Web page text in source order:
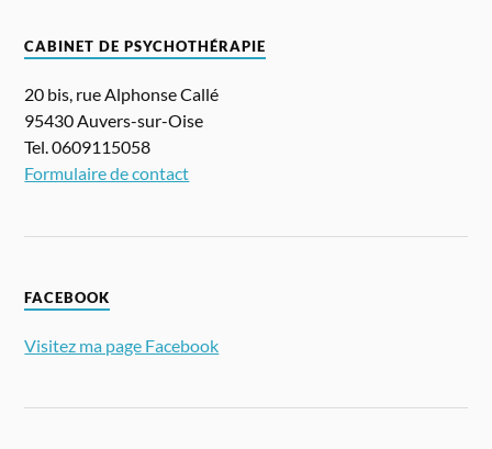
CABINET DE PSYCHOTHÉRAPIE
20 bis, rue Alphonse Callé
95430 Auvers-sur-Oise
Tel. 0609115058
Formulaire de contact
FACEBOOK
Visitez ma page Facebook